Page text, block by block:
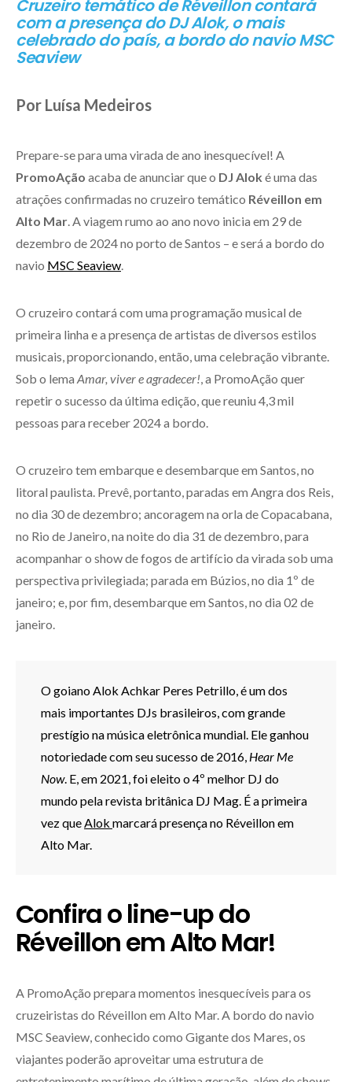
Cruzeiro temático de Réveillon contará
com a presença do DJ Alok, o mais
celebrado do país, a bordo do navio MSC
Seaview
Por Luísa Medeiros
Prepare-se para uma virada de ano inesquecível! A
PromoAção acaba de anunciar que o DJ Alok é uma das
atrações confirmadas no cruzeiro temático Réveillon em
Alto Mar . A viagem rumo ao ano novo inicia em 29 de
dezembro de 2024 no porto de Santos – e será a bordo do
navio MSC Seaview
O cruzeiro contará com uma programação musical de
primeira linha e a presença de artistas de diversos estilos
musicais, proporcionando, então, uma celebração vibrante.
Sob o lema Amar, viver e agradecer! , a PromoAção quer
repetir o sucesso da última edição, que reuniu 4,3 mil
pessoas para receber 2024 a bordo.
O cruzeiro tem embarque e desembarque em Santos, no
litoral paulista. Prevê, portanto, paradas em Angra dos Reis,
no dia 30 de dezembro; ancoragem na orla de Copacabana,
no Rio de Janeiro, na noite do dia 31 de dezembro, para
acompanhar o show de fogos de artifício da virada sob uma
perspectiva privilegiada; parada em Búzios, no dia 1º de
janeiro; e, por fim, desembarque em Santos, no dia 02 de
janeiro.
O goiano Alok Achkar Peres Petrillo, é um dos
mais importantes DJs brasileiros, com grande
prestígio na música eletrônica mundial. Ele ganhou
notoriedade com seu sucesso de 2016, Hear Me
Now. E, em 2021, foi eleito o 4º melhor DJ do
mundo pela revista britânica DJ Mag. É a primeira
vez que Alok marcará presença no Réveillon em
Alto Mar.
Confira o line-up do
Réveillon em Alto Mar!
A PromoAção prepara momentos inesquecíveis para os
cruzeiristas do Réveillon em Alto Mar. A bordo do navio
MSC Seaview, conhecido como Gigante dos Mares, os
viajantes poderão aproveitar uma estrutura de